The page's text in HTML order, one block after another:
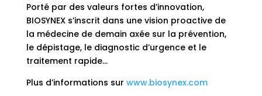
Porté par des valeurs fortes d’innovation,
BIOSYNEX s’inscrit dans une vision proactive de
la médecine de demain axée sur la prévention,
le dépistage, le diagnostic d’urgence et le
traitement rapide…
Plus d’informations sur www.biosynex.com